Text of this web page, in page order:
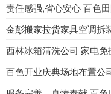
责任感强,省心安心 百色
西林冰箱清洗公司 家电
百色开业庆典场地布置公